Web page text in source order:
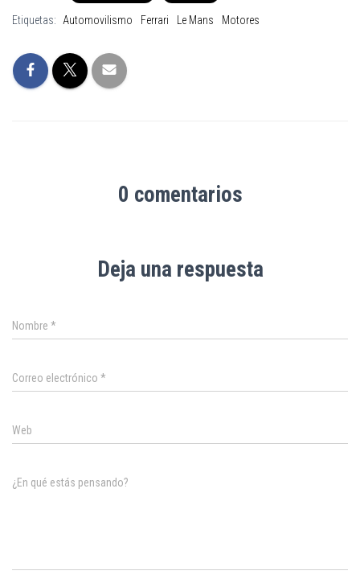
Etiquetas: Automovilismo Ferrari Le Mans Motores
0 comentarios
Deja una respuesta
Nombre *
Correo electrónico *
Web
¿En qué estás pensando?